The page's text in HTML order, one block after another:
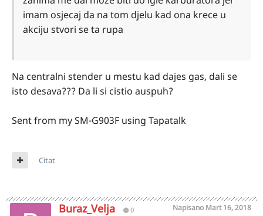
imam osjecaj da na tom djelu kad ona krece u
akciju stvori se ta rupa
Na centralni stender u mestu kad dajes gas, dali se
isto desava??? Da li si cistio auspuh?
Sent from my SM-G903F using Tapatalk
Citat
Buraz_Velja 0 Napisano Mart 16, 2018